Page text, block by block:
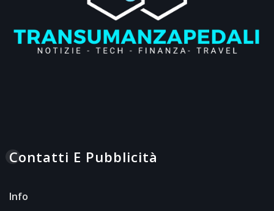
Contatti E Pubblicità
Info